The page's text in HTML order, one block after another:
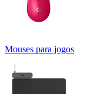
Mouses para jogos